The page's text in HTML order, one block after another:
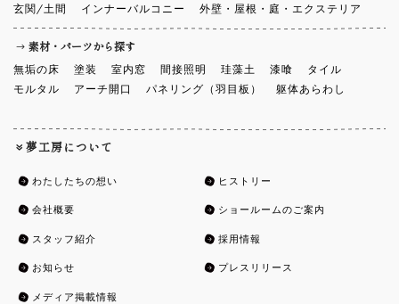
玄関/土間
インナーバルコニー 外壁・屋根・庭・エクステリア
素材・パーツから探す
無垢の床 塗装 室内窓 間接照明 珪藻土 漆喰
タイル
モルタル
アーチ開口 パネリング（羽目板） 躯体あらわし
夢工房について
わたしたちの想い ヒストリー
会社概要 ショールームのご案内
スタッフ紹介 採用情報
お知らせ プレスリリース
メディア掲載情報